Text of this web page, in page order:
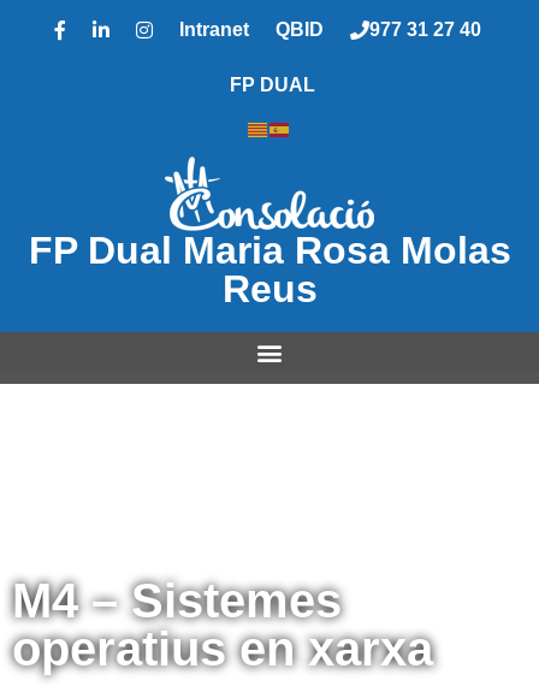
Intranet QBID 977 31 27 40
FP DUAL
FP Dual Maria Rosa Molas
Reus
M4 – Sistemes
operatius en xarxa